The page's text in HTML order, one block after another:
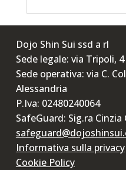
Dojo Shin Sui ssd a rl
Sede legale: via Tripoli,
Sede operativa: via C.
Alessandria
P.Iva: 02480240064
SafeGuard: Sig.ra
Informativa sulla privacy
Cookie Policy